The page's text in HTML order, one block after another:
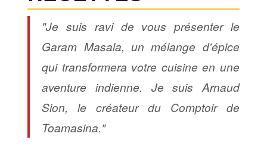
"Je suis ravi de vous présenter le
Garam Masala, un mélange d'épice
qui transformera votre cuisine en une
aventure indienne. Je suis Arnaud
Sion, le créateur du Comptoir de
Toamasina."